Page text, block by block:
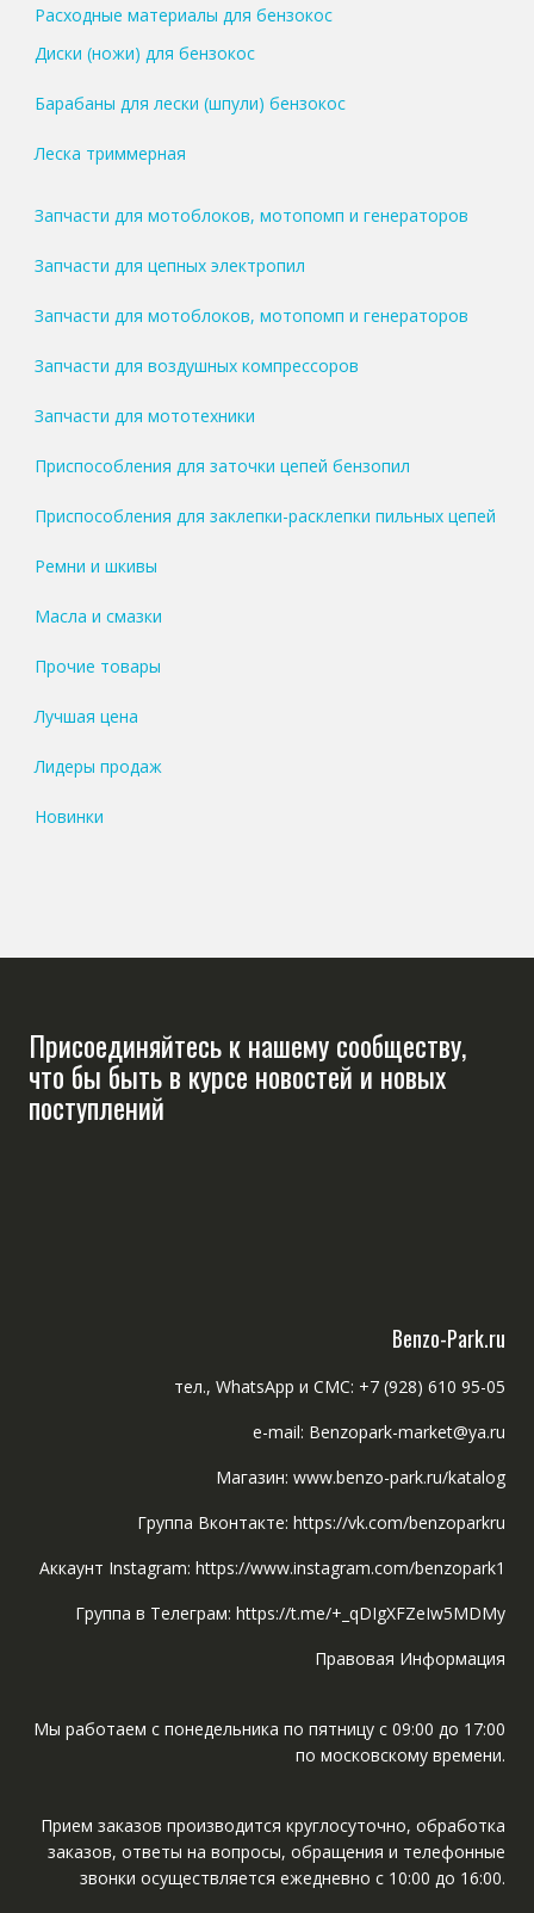
Расходные материалы для бензокос
Диски (ножи) для бензокос
Барабаны для лески (шпули) бензокос
Леска триммерная
Запчасти для мотоблоков, мотопомп и генераторов
Запчасти для цепных электропил
Запчасти для мотоблоков, мотопомп и генераторов
Запчасти для воздушных компрессоров
Запчасти для мототехники
Приспособления для заточки цепей бензопил
Приспособления для заклепки-расклепки пильных цепей
Ремни и шкивы
Масла и смазки
Прочие товары
Лучшая цена
Лидеры продаж
Новинки
Присоединяйтесь к нашему сообществу,
что бы быть в курсе новостей и новых
поступлений
Benzo-Park.ru
тел., WhatsApp и СМС: +7 (928) 610 95-05
e-mail: Benzopark-market@ya.ru
Магазин: www.benzo-park.ru/katalog
Группа Вконтакте: https://vk.com/benzoparkru
Аккаунт Instagram: https://www.instagram.com/benzopark1
Группа в Телеграм: https://t.me/+_qDIgXFZeIw5MDMy
Правовая Информация
Мы работаем с понедельника по пятницу с 09:00 до 17:00
по московскому времени.
Прием заказов производится круглосуточно, обработка
заказов, ответы на вопросы, обращения и телефонные
звонки осуществляется ежедневно с 10:00 до 16:00.